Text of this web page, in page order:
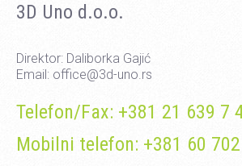
3D Uno d.o.o.
Direktor: Daliborka Gajić
Email: office@3d-uno.rs
Telefon/Fax: +381 21 639 7
Mobilni telefon: +381 60